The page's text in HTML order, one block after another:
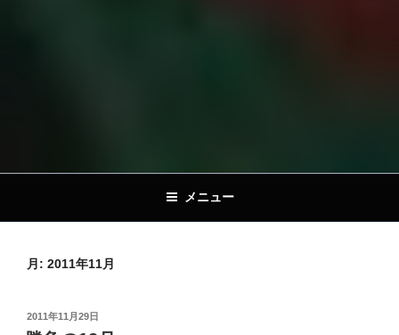
メニュー
月: 2011年11月
投
稿
2011年11月29日